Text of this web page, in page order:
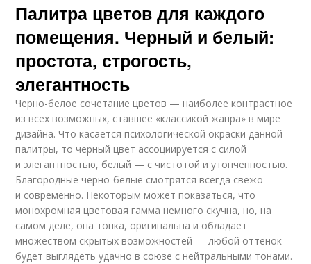
Палитра цветов для каждого
помещения. Черный и белый:
простота, строгость,
элегантность
Черно-белое сочетание цветов — наиболее контрастное
из всех возможных, ставшее «классикой жанра» в мире
дизайна. Что касается психологической окраски данной
палитры, то черный цвет ассоциируется с силой
и элегантностью, белый — с чистотой и утонченностью.
Благородные черно-белые смотрятся всегда свежо
и современно. Некоторым может показаться, что
монохромная цветовая гамма немного скучна, но, на
самом деле, она тонка, оригинальна и обладает
множеством скрытых возможностей — любой оттенок
будет выглядеть удачно в союзе с нейтральными тонами.